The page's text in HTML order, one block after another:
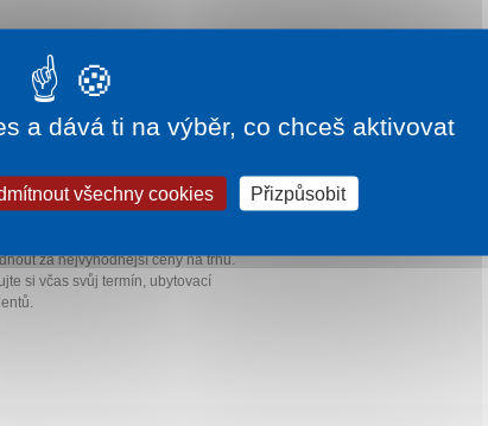
naše last minute
za nejvýhodnější ceny na trhu.
si včas svůj termín, ubytovací
a dává ti na výběr, co chceš aktivovat
všechny cookies Přizpůsobit